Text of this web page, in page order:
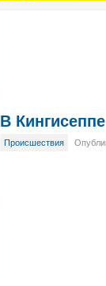
В
Происшествия